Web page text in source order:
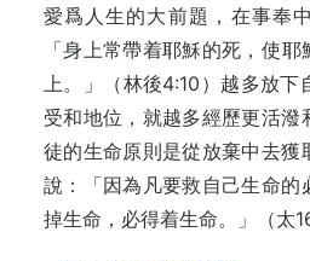
愛爲人生的大前題，­在事奉
「身上常帶着耶穌的死，使­
上。」（林後4:10）越多放下­
受和地位，就越多經歷更活潑
徒的生命原則是從放棄中去獲
說：「因為凡要救自己生命的
掉生命，必得着生命。」（太